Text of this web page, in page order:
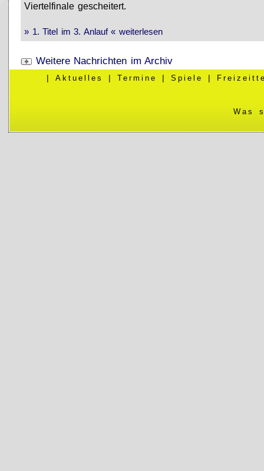
Viertelfinale gescheitert.
» 1. Titel im 3. Anlauf « weiterlesen
Weitere Nachrichten im Archiv
|Aktuelles |Termine |Spiele
Was